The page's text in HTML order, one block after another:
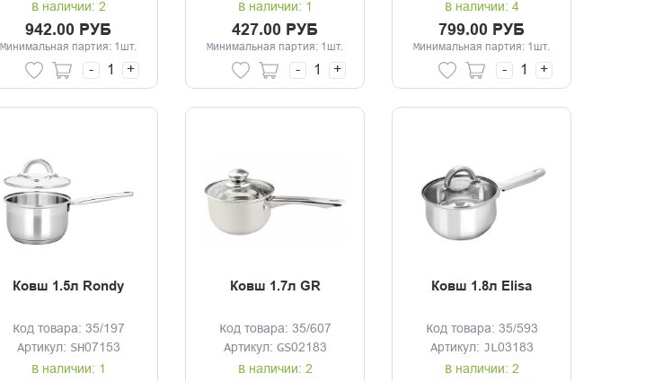
В наличии: 2
942.00 РУБ
Минимальная партия: 1шт.
- +
В наличии: 1
427.00 РУБ
Минимальная партия: 1шт.
- +
В наличии: 4
799.00 РУБ
Минимальная партия: 1шт.
- +
Ковш 1.5л Rondy
Код товара: 35/197
Артикул: SH07153
В наличии: 1
Ковш 1.7л GR
Код товара: 35/607
Артикул: GS02183
В наличии: 2
Ковш 1.8л Elisa
Код товара: 35/593
Артикул: JL03183
В наличии: 2